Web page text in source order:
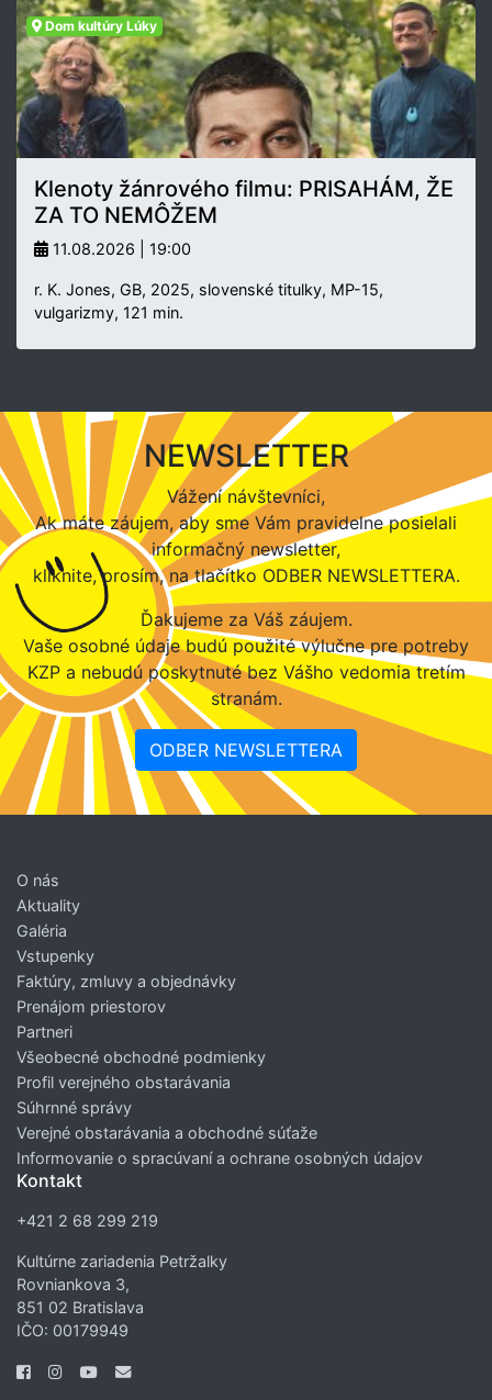
Dom kultúry Lúky
Klenoty žánrového filmu: PRISAHÁM, ŽE
ZA TO NEMÔŽEM
11.08.2026 | 19:00
r. K. Jones, GB, 2025, slovenské titulky, MP-15,
vulgarizmy, 121 min.
NEWSLETTER
Vážení návštevníci,
Ak máte záujem, aby sme Vám pravidelne posielali
informačný newsletter,
kliknite, prosím, na tlačítko ODBER NEWSLETTERA.
Ďakujeme za Váš záujem.
Vaše osobné údaje budú použité výlučne pre potreby
KZP a nebudú poskytnuté bez Vášho vedomia tretím
stranám.
ODBER NEWSLETTERA
O nás
Aktuality
Galéria
Vstupenky
Faktúry, zmluvy a objednávky
Prenájom priestorov
Partneri
Všeobecné obchodné podmienky
Profil verejného obstarávania
Súhrnné správy
Verejné obstarávania a obchodné súťaže
Informovanie o spracúvaní a ochrane osobných údajov
Kontakt
+421 2 68 299 219
Kultúrne zariadenia Petržalky
Rovniankova 3,
851 02 Bratislava
IČO: 00179949